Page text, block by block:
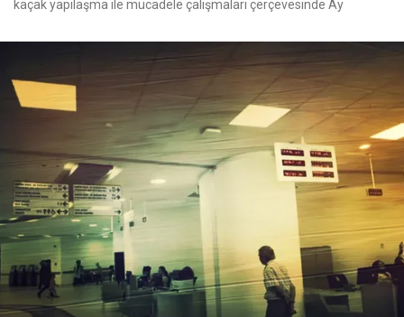
kaçak yapılaşma ile mücadele çalışmaları çerçevesinde Ay